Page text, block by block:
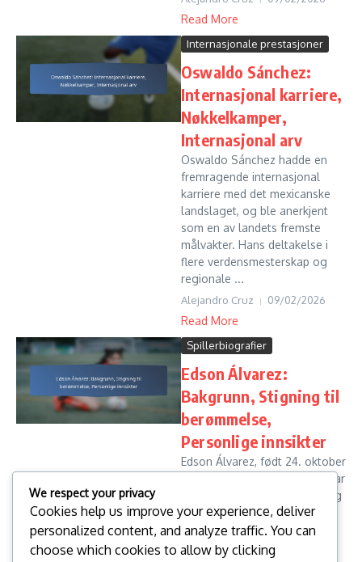
Read More
Internasjonale prestasjoner
Oswaldo Sánchez:
Internasjonal karriere,
Nøkkelkamper,
Internasjonal arv
Oswaldo Sánchez hadde en
fremragende internasjonal
karriere med det mexicanske
landslaget, og ble anerkjent
som en av landets fremste
målvakter. Hans deltakelse i
flere verdensmesterskap og
regionale ...
Alejandro Cruz 09/02/2026
Read More
Spillerbiografier
Edson Álvarez:
Bakgrunn, Stigning til
berømmelse,
Personlige innsikter
Edson Álvarez, født 24. oktober
1997 i Tlalnepantla, Mexico, har
navigert en bemerkelsesverdig
reise fra beskjedne
begynnelser til å bli en
fremtredende skikkelse innen
We respect your privacy
Cookies help us improve your experience, deliver
personalized content, and analyze traffic. You can
choose which cookies to allow by clicking